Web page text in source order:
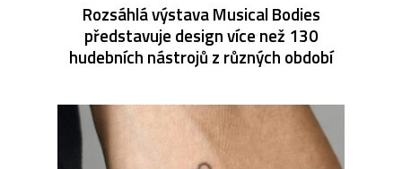
Rozsáhlá výstava Musical Bodies
představuje design více než 130
hudebních nástrojů z různých období